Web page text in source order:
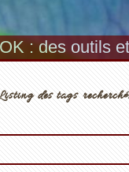
Astuces,
des tags